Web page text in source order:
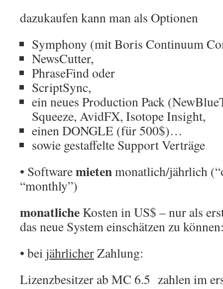
dazukaufen kann man als Optionen
Symphony (mit Boris Continuum
NewsCutter,
PhraseFind oder
ScriptSync,
ein neues Production Pack
Squeeze, AvidFX, Isotope Insight,
einen DONGLE (für 500$)…
sowie gestaffelte Support Verträge
• Softwaremietenmonatlich/jährlich
“monthly”)
monatliche Kosten in US$ – nur als
das neue System einschätzen zu
• bei jährlicherZahlung:
Lizenzbesitzer ab MC 6.5 zahlen im